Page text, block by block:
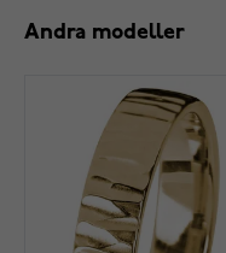
Andra modeller